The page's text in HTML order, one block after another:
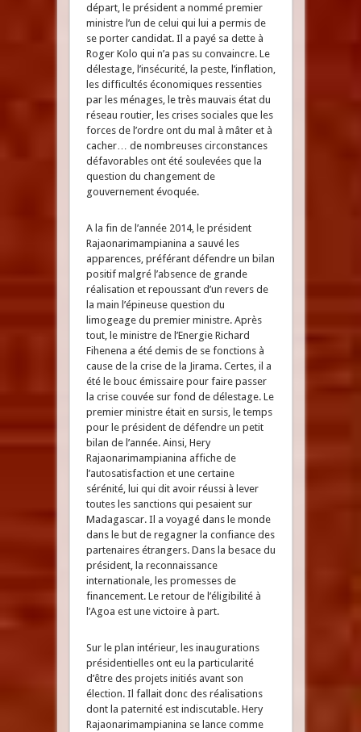
départ, le président a nommé premier
ministre l’un de celui qui lui a permis de
se porter candidat. Il a payé sa dette à
Roger Kolo qui n’a pas su convaincre. Le
délestage, l’insécurité, la peste, l’inflation,
les difficultés économiques ressenties
par les ménages, le très mauvais état du
réseau routier, les crises sociales que les
forces de l’ordre ont du mal à mâter et à
cacher… de nombreuses circonstances
défavorables ont été soulevées que la
question du changement de
gouvernement évoquée.
A la fin de l’année 2014, le président
Rajaonarimampianina a sauvé les
apparences, préférant défendre un bilan
positif malgré l’absence de grande
réalisation et repoussant d’un revers de
la main l’épineuse question du
limogeage du premier ministre. Après
tout, le ministre de l’Energie Richard
Fihenena a été demis de se fonctions à
cause de la crise de la Jirama. Certes, il a
été le bouc émissaire pour faire passer
la crise couvée sur fond de délestage. Le
premier ministre était en sursis, le temps
pour le président de défendre un petit
bilan de l’année. Ainsi, Hery
Rajaonarimampianina affiche de
l’autosatisfaction et une certaine
sérénité, lui qui dit avoir réussi à lever
toutes les sanctions qui pesaient sur
Madagascar. Il a voyagé dans le monde
dans le but de regagner la confiance des
partenaires étrangers. Dans la besace du
président, la reconnaissance
internationale, les promesses de
financement. Le retour de l’éligibilité à
l’Agoa est une victoire à part.
Sur le plan intérieur, les inaugurations
présidentielles ont eu la particularité
d’être des projets initiés avant son
élection. Il fallait donc des réalisations
dont la paternité est indiscutable. Hery
Rajaonarimampianina se lance comme